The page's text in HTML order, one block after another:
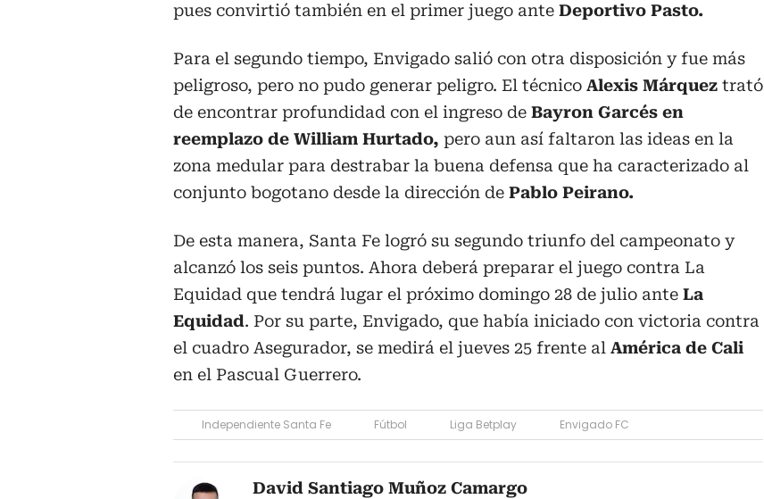
pues convirtió también en el primer juego ante Deportivo Pasto.
Para el segundo tiempo, Envigado salió con otra disposición y fue más
peligroso, pero no pudo generar peligro. El técnico Alexis Márquez trató
de encontrar profundidad con el ingreso de Bayron Garcés en
reemplazo de William Hurtado, pero aun así faltaron las ideas en la
zona medular para destrabar la buena defensa que ha caracterizado al
conjunto bogotano desde la dirección de Pablo Peirano.
De esta manera, Santa Fe logró su segundo triunfo del campeonato y
alcanzó los seis puntos. Ahora deberá preparar el juego contra La
Equidad que tendrá lugar el próximo domingo 28 de julio ante La
Equidad. Por su parte, Envigado, que había iniciado con victoria contra
el cuadro Asegurador, se medirá el jueves 25 frente al América de Cali
en el Pascual Guerrero.
Independiente Santa Fe Fútbol Liga Betplay Envigado FC
David Santiago Muñoz Camargo